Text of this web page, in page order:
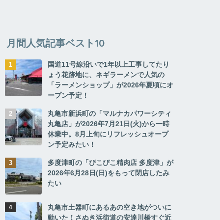
月間人気記事ベスト10
国道11号線沿いで1年以上工事してたり
ょう花跡地に、ネギラーメンで人気の
「ラーメンショップ」が2026年夏頃にオ
ープン予定！
丸亀市新浜町の「マルナカパワーシティ
丸亀店」が2026年7月21日(火)から一時
休業中。8月上旬にリフレッシュオープ
ン予定みたい！
多度津町の「ぴこぴこ精肉店 多度津」が
2026年6月28日(日)をもって閉店したみ
たい
丸亀市土器町にあるあの空き地がついに
動いた！さぬき浜街道の安達川橋すぐ近